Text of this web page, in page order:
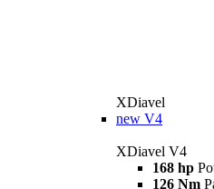
XDiavel
new V4
XDiavel V4
168 hp
126 Nm